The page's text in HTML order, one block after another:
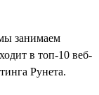
занимаем
в топ-10 веб-
Рунета.